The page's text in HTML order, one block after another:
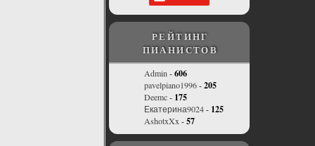
РЕЙТИНГ
ПИАНИСТОВ
Admin -606
pavelpiano1996-205
Deemc- 175
Екатерина9024- 125
AshotxXx -57